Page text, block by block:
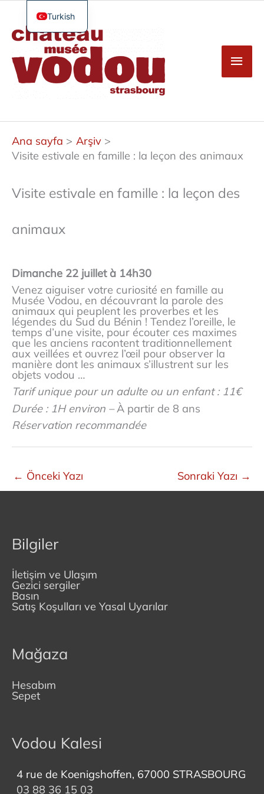
İçeriğe
Ana sayfa
Arşiv
Visite estivale en famille : la leçon des animaux
Visite estivale en famille : la leçon des
animaux
Dimanche 22 juillet à 14h30
Venez aiguiser votre curiosité en famille au
Musée Vodou, en découvrant la parole des
animaux qui peuplent les proverbes et les
légendes du Sud du Bénin ! Tendez l’oreille, le
temps d’une visite, pour écouter ces maximes
que les anciens racontent traditionnellement
aux veillées et ouvrez l’œil pour observer la
manière dont les animaux s’illustrent sur les
objets vodou …
Tarifunique pour un adulte ou un enfant ​: 11€
Durée : 1H environ –À partir de 8 ans​
Réservation recommandée
← Önceki Yazı Sonraki Yazı →
Bilgiler
İletişim ve Ulaşım
Gezici sergiler
Basın
Satış Koşulları ve Yasal Uyarılar
Mağaza
Hesabım
Sepet
Vodou Kalesi
4 rue de Koenigshoffen, 67000 STRASBOURG
03 88 36 15 03
Turkish
French
English
German